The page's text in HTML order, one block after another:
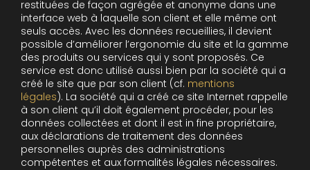
restituées de façon agrégée et anonyme dans une
interface web à laquelle son client et elle même ont
seuls accès. Avec les données recueillies, il devient
possible d’améliorer l’ergonomie du site et la gamme
des produits ou services qui y sont proposés. Ce
service est donc utilisé aussi bien par la société qui a
créé le site que par son client (cf. mentions
légales). La société qui a créé ce site Internet rappelle
à son client qu’il doit également procéder, pour les
données collectées et dont il est in fine propriétaire,
aux déclarations de traitement des données
personnelles auprès des administrations
compétentes et aux formalités légales nécessaires.